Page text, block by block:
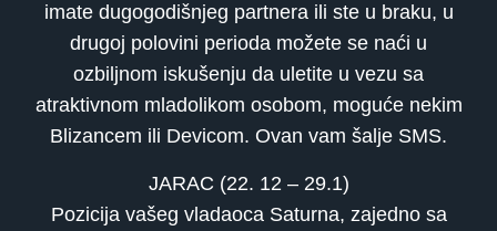
imate dugogodišnjeg partnera ili ste u braku, u
drugoj polovini perioda možete se naći u
ozbiljnom iskušenju da uletite u vezu sa
atraktivnom mladolikom osobom, moguće nekim
Blizancem ili Devicom. Ovan vam šalje SMS.
JARAC (22. 12 – 29.1)
Pozicija vašeg vladaoca Saturna, zajedno sa